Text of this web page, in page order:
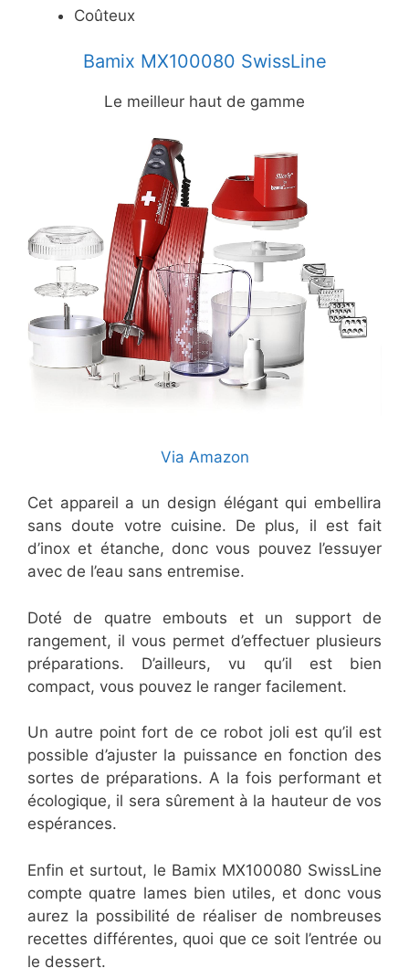
Coûteux
Bamix MX100080 SwissLine
Le meilleur haut de gamme
Via Amazon
Cet appareil a un design élégant qui embellira
sans doute votre cuisine. De plus, il est fait
d’inox et étanche, donc vous pouvez l’essuyer
avec de l’eau sans entremise.
Doté de quatre embouts et un support de
rangement, il vous permet d’effectuer plusieurs
préparations. D’ailleurs, vu qu’il est bien
compact, vous pouvez le ranger facilement.
Un autre point fort de ce robot joli est qu’il est
possible d’ajuster la puissance en fonction des
sortes de préparations. A la fois performant et
écologique, il sera sûrement à la hauteur de vos
espérances.
Enfin et surtout, le Bamix MX100080 SwissLine
compte quatre lames bien utiles, et donc vous
aurez la possibilité de réaliser de nombreuses
recettes différentes, quoi que ce soit l’entrée ou
le dessert.